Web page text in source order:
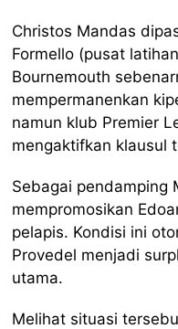
Christos Mandas
Formello (pusat
Bournemouth
mempermanenkan
namun klub Premier
mengaktifkan klausul
Sebagai pendamping
mempromosikan
pelapis. Kondisi ini
Provedel menjadi
utama.
Melihat situasi